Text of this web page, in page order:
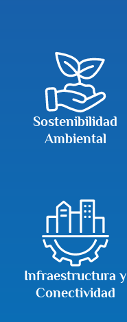
Sostenibilidad
Ambiental
Infraestructura y
Conectividad